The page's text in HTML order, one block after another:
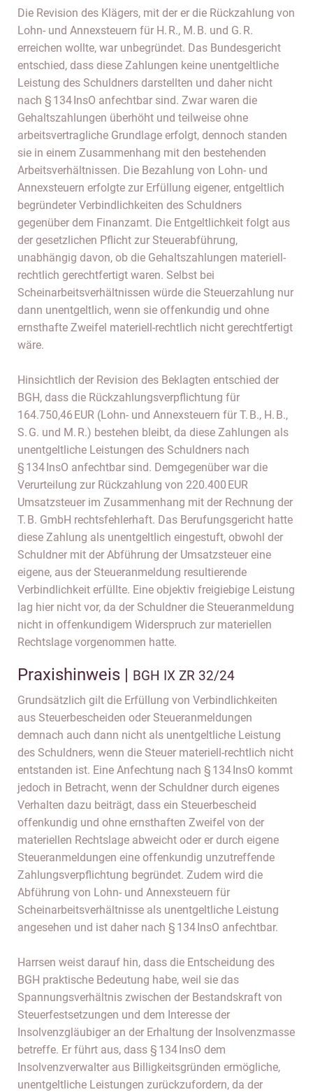
Die Revision des Klägers, mit der er die Rückzahlung von
Lohn- und Annexsteuern für H. R., M. B. und G. R.
erreichen wollte, war unbegründet. Das Bundesgericht
entschied, dass diese Zahlungen keine unentgeltliche
Leistung des Schuldners darstellten und daher nicht
nach § 134 InsO anfechtbar sind. Zwar waren die
Gehaltszahlungen überhöht und teilweise ohne
arbeitsvertragliche Grundlage erfolgt, dennoch standen
sie in einem Zusammenhang mit den bestehenden
Arbeitsverhältnissen. Die Bezahlung von Lohn- und
Annexsteuern erfolgte zur Erfüllung eigener, entgeltlich
begründeter Verbindlichkeiten des Schuldners
gegenüber dem Finanzamt. Die Entgeltlichkeit folgt aus
der gesetzlichen Pflicht zur Steuerabführung,
unabhängig davon, ob die Gehaltszahlungen materiell-
rechtlich gerechtfertigt waren. Selbst bei
Scheinarbeitsverhältnissen würde die Steuerzahlung nur
dann unentgeltlich, wenn sie offenkundig und ohne
ernsthafte Zweifel materiell-rechtlich nicht gerechtfertigt
wäre.
Hinsichtlich der Revision des Beklagten entschied der
BGH, dass die Rückzahlungsverpflichtung für
164.750,46 EUR (Lohn- und Annexsteuern für T. B., H. B.,
S. G. und M. R.) bestehen bleibt, da diese Zahlungen als
unentgeltliche Leistungen des Schuldners nach
§ 134 InsO anfechtbar sind. Demgegenüber war die
Verurteilung zur Rückzahlung von 220.400 EUR
Umsatzsteuer im Zusammenhang mit der Rechnung der
T. B. GmbH rechtsfehlerhaft. Das Berufungsgericht hatte
diese Zahlung als unentgeltlich eingestuft, obwohl der
Schuldner mit der Abführung der Umsatzsteuer eine
eigene, aus der Steueranmeldung resultierende
Verbindlichkeit erfüllte. Eine objektiv freigiebige Leistung
lag hier nicht vor, da der Schuldner die Steueranmeldung
nicht in offenkundigem Widerspruch zur materiellen
Rechtslage vorgenommen hatte.
Praxishinweis | BGH IX ZR 32/24
Grundsätzlich gilt die Erfüllung von Verbindlichkeiten
aus Steuerbescheiden oder Steueranmeldungen
demnach auch dann nicht als unentgeltliche Leistung
des Schuldners, wenn die Steuer materiell-rechtlich nicht
entstanden ist. Eine Anfechtung nach § 134 InsO kommt
jedoch in Betracht, wenn der Schuldner durch eigenes
Verhalten dazu beiträgt, dass ein Steuerbescheid
offenkundig und ohne ernsthaften Zweifel von der
materiellen Rechtslage abweicht oder er durch eigene
Steueranmeldungen eine offenkundig unzutreffende
Zahlungsverpflichtung begründet. Zudem wird die
Abführung von Lohn- und Annexsteuern für
Scheinarbeitsverhältnisse als unentgeltliche Leistung
angesehen und ist daher nach § 134 InsO anfechtbar.
Harrsen weist darauf hin, dass die Entscheidung des
BGH praktische Bedeutung habe, weil sie das
Spannungsverhältnis zwischen der Bestandskraft von
Steuerfestsetzungen und dem Interesse der
Insolvenzgläubiger an der Erhaltung der Insolvenzmasse
betreffe. Er führt aus, dass § 134 InsO dem
Insolvenzverwalter aus Billigkeitsgründen ermögliche,
unentgeltliche Leistungen zurückzufordern, da der